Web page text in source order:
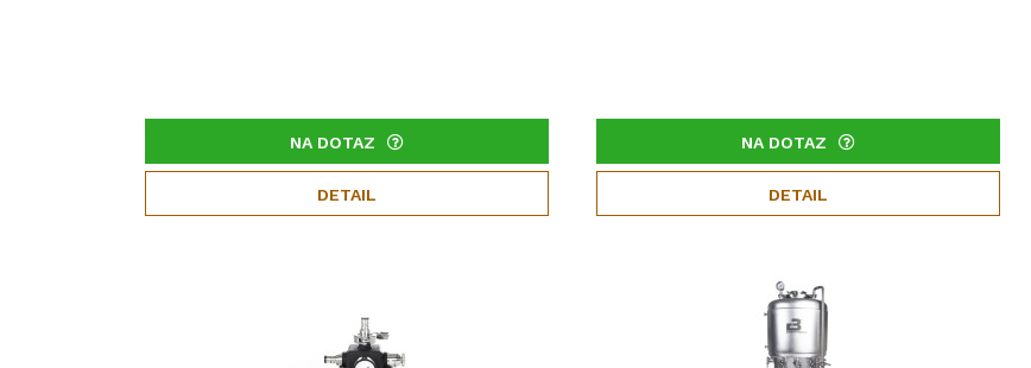
NA DOTAZ
DETAIL
NA DOTAZ
DETAIL